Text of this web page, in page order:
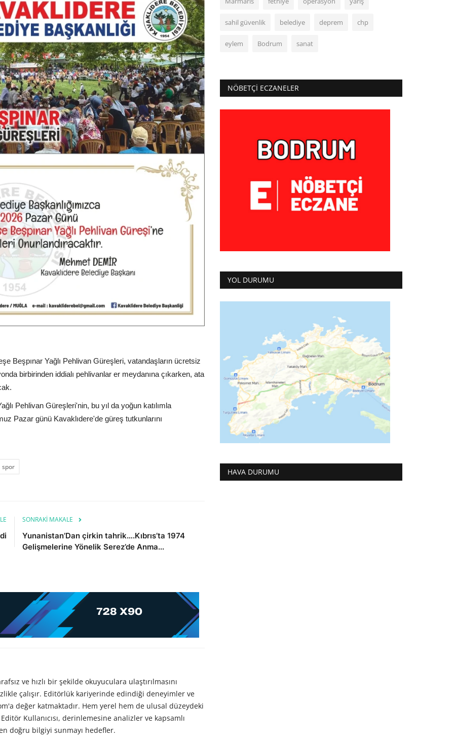
Beşpınar Yağlı Pehlivan Güreşleri, vatandaşların ücretsiz
birbirinden iddialı pehlivanlar er meydanına çıkarken, ata
Pehlivan Güreşleri'nin, bu yıl da yoğun katılımla
Pazar günü Kavaklıdere'de güreş tutkunlarını
spor
SONRAKI MAKALE
Yunanistan’Dan çirkin tahrik….Kıbrıs’ta 1974
Gelişmelerine Yönelik Serez’de Anma...
ve hızlı bir şekilde okuyuculara ulaştırılmasını
çalışır. Editörlük kariyerinde edindiği deneyimler ve
değer katmaktadır. Hem yerel hem de ulusal düzeydeki
Kullanıcısı, derinlemesine analizler ve kapsamlı
doğru bilgiyi sunmayı hedefler.
sahil güvenlik belediye deprem chp
eylem Bodrum sanat
NÖBETÇI ECZANELER
YOL DURUMU
HAVA DURUMU